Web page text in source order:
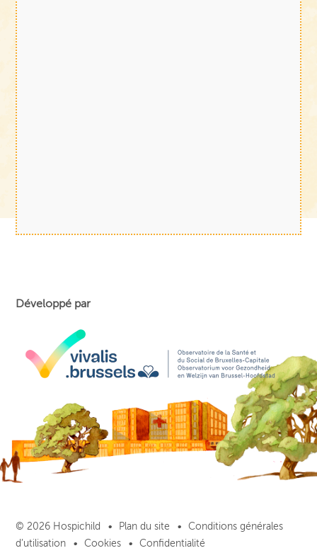
Développé par
© 2026 Hospichild Plan du site
Conditions générales
d’utilisation
Cookies Confidentialité